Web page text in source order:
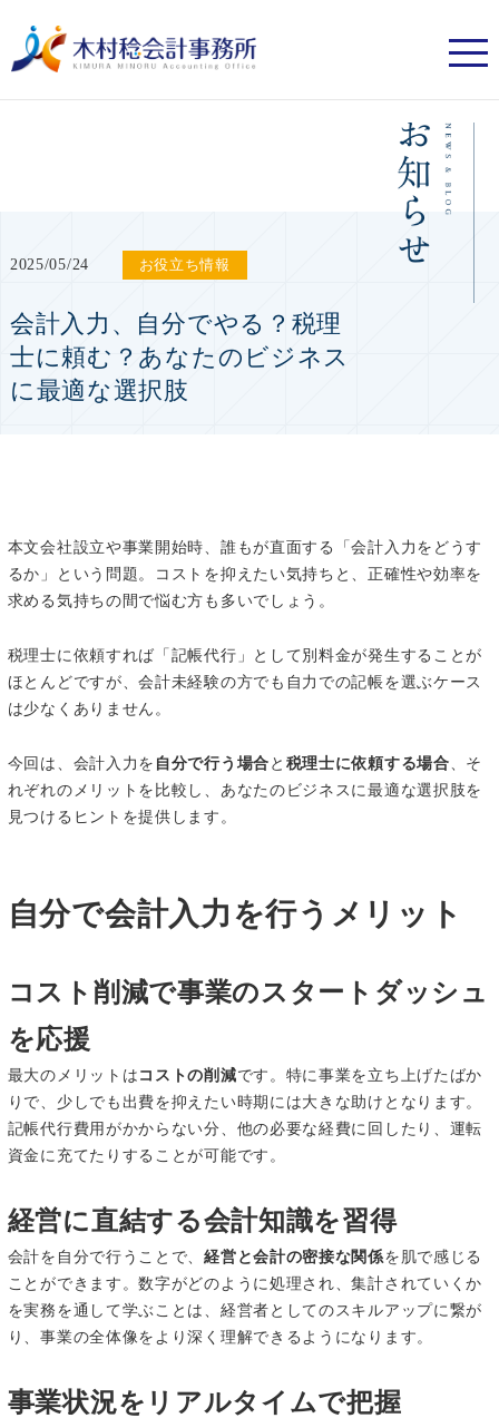
2025/05/24 お役立ち情報
会計入力、自分でやる？税理
士に頼む？あなたのビジネス
に最適な選択肢
本文会社設立や事業開始時、誰もが直面する「会計入力をどうす
るか」という問題。コストを抑えたい気持ちと、正確性や効率を
求める気持ちの間で悩む方も多いでしょう。
税理士に依頼すれば「記帳代行」として別料金が発生することが
ほとんどですが、会計未経験の方でも自力での記帳を選ぶケース
は少なくありません。
今回は、会計入力を 自分で行う場合 と 税理士に依頼する場合、そ
れぞれのメリットを比較し、あなたのビジネスに最適な選択肢を
見つけるヒントを提供します。
自分で会計入力を行うメリット
コスト削減で事業のスタートダッシュ
を応援
最大のメリットは コストの削減です。特に事業を立ち上げたばか
りで、少しでも出費を抑えたい時期には大きな助けとなります。
記帳代行費用がかからない分、他の必要な経費に回したり、運転
資金に充てたりすることが可能です。
経営に直結する会計知識を習得
会計を自分で行うことで、経営と会計の密接な関係を肌で感じる
ことができます。数字がどのように処理され、集計されていくか
を実務を通して学ぶことは、経営者としてのスキルアップに繋が
り、事業の全体像をより深く理解できるようになります。
事業状況をリアルタイムで把握